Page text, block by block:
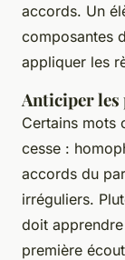
accords. Un
composantes
appliquer les
Anticiper les
Certains mots
cesse :
accords du
irréguliers.
doit
première